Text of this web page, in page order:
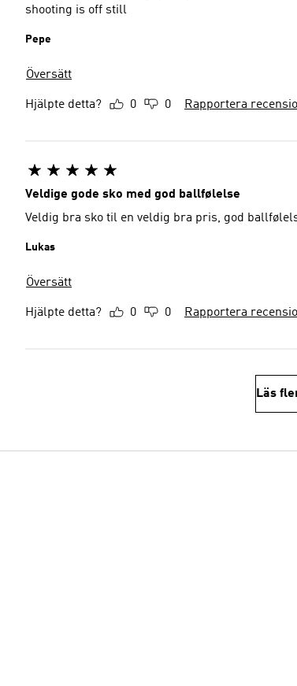
shooting is off still
Pepe
Översätt
Hjälpte detta? 0 0 Rapportera
Veldige gode sko med god ballfølelse
Veldig bra sko til en veldig bra pris, god
Lukas
Översätt
Hjälpte detta? 0 0 Rapportera
Läs